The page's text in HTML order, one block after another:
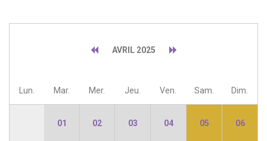
AVRIL 2025
Lun. Mar. Mer. Jeu. Ven. Sam. Dim.
01 02 03 04 05 06